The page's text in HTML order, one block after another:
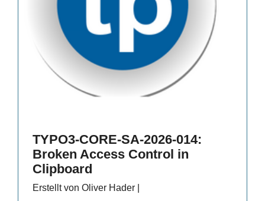
TYPO3-CORE-SA-2026-014:
Broken Access Control in
Clipboard
Erstellt von Oliver Hader |